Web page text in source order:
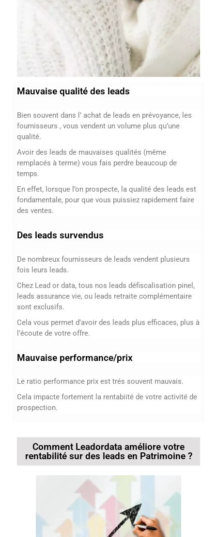
Mauvaise qualité des leads
Bien souvent dans l’ achat de leads en prévoyance, les
fournisseurs , vous vendent un volume plus qu’une
qualité.
Avoir des leads de mauvaises qualités (même
remplacés à terme) vous fais perdre beaucoup de
temps.
En effet, lorsque l’on prospecte, la qualité des leads est
fondamentale, pour que vous puissiez rapidement faire
des ventes.
Des leads survendus
De nombreux fournisseurs de leads vendent plusieurs
fois leurs leads.
Chez Lead or data, tous nos leads défiscalisation pinel,
leads assurance vie, ou leads retraite complémentaire
sont exclusifs.
Cela vous permet d’avoir des leads plus efficaces, plus à
l’écoute de votre offre.
Mauvaise performance/prix
Le ratio performance prix est trés souvent mauvais.
Cela impacte fortement la rentabiité de votre activité de
prospection.
Comment Leadordata améliore votre
rentabilité sur des leads en Patrimoine ?